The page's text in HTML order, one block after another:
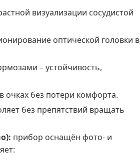
визуализации сосудистой
оптической головки в
– устойчивость,
очках без потери комфорта.
без препятствий вращать
прибор оснащён фото- и